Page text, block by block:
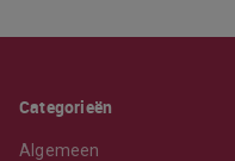
Categorieën
Algemeen